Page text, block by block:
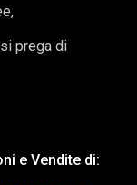
prega di
e Vendite di: